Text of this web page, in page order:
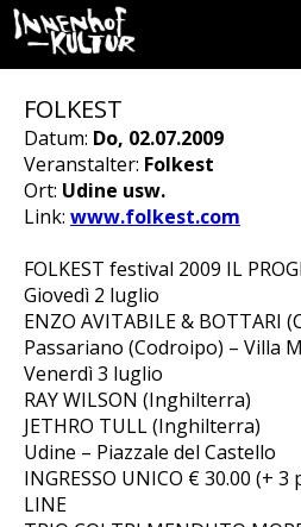
FOLKEST
Datum: Do, 02.07.2009
Veranstalter: Folkest
Ort: Udine usw.
Link: www.folkest.com
FOLKEST festival 2009 IL
Giovedì 2 luglio
ENZO AVITABILE & BOTTARI
Passariano (Codroipo) – Villa
Venerdì 3 luglio
RAY WILSON (Inghilterra)
JETHRO TULL (Inghilterra)
Udine – Piazzale del Castello
INGRESSO UNICO € 30.00 (+
LINE